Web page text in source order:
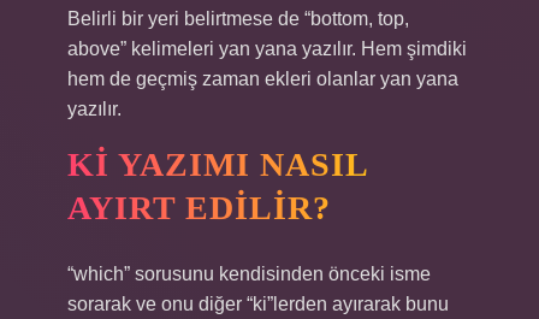
Belirli bir yeri belirtmese de “bottom, top,
above” kelimeleri yan yana yazılır. Hem şimdiki
hem de geçmiş zaman ekleri olanlar yan yana
yazılır.
KI YAZIMI NASIL
AYIRT EDILIR?
“which” sorusunu kendisinden önceki isme
sorarak ve onu diğer “ki”lerden ayırarak bunu